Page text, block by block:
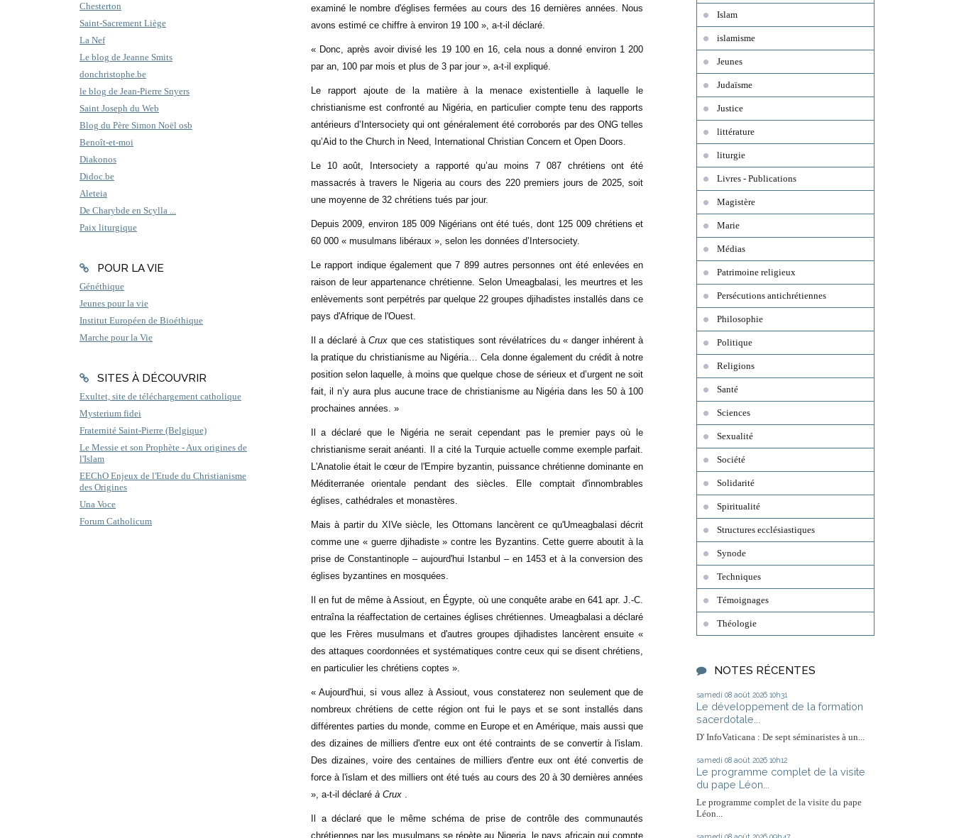
Chesterton
Saint-Sacrement Liège
La Nef
Le blog de Jeanne Smits
donchristophe.be
le blog de Jean-Pierre Snyers
Saint Joseph du Web
Blog du Père Simon Noël osb
Benoît-et-moi
Diakonos
Didoc.be
Aleteia
De Charybde en Scylla ...
Paix liturgique
POUR LA VIE
Généthique
Jeunes pour la vie
Institut Européen de Bioéthique
Marche pour la Vie
SITES À DÉCOUVRIR
Exultet, site de téléchargement catholique
Mysterium fidei
Fraternité Saint-Pierre (Belgique)
Le Messie et son Prophète - Aux origines de
l'Islam
EEChO Enjeux de l'Etude du Christianisme
des Origines
Una Voce
Forum Catholicum
examiné le nombre d'églises fermées au cours des 16 dernières années. Nous
avons estimé ce chiffre à environ 19 100 », a-t-il déclaré.
« Donc, après avoir divisé les 19 100 en 16, cela nous a donné environ 1 200
par an, 100 par mois et plus de 3 par jour », a-t-il expliqué.
Le rapport ajoute de la matière à la menace existentielle à laquelle le
christianisme est confronté au Nigéria, en particulier compte tenu des rapports
antérieurs d’Intersociety qui ont généralement été corroborés par des ONG telles
qu’Aid to the Church in Need, International Christian Concern et Open Doors.
Le 10 août, Intersociety a rapporté qu’au moins 7 087 chrétiens ont été
massacrés à travers le Nigeria au cours des 220 premiers jours de 2025, soit
une moyenne de 32 chrétiens tués par jour.
Depuis 2009, environ 185 009 Nigérians ont été tués, dont 125 009 chrétiens et
60 000 « musulmans libéraux », selon les données d’Intersociety.
Le rapport indique également que 7 899 autres personnes ont été enlevées en
raison de leur appartenance chrétienne. Selon Umeagbalasi, les meurtres et les
enlèvements sont perpétrés par quelque 22 groupes djihadistes installés dans ce
pays d'Afrique de l'Ouest.
Il a déclaré àCrux que ces statistiques sont révélatrices du « danger inhérent à
la pratique du christianisme au Nigéria… Cela donne également du crédit à notre
position selon laquelle, à moins que quelque chose de sérieux et d’urgent ne soit
fait, il n’y aura plus aucune trace de christianisme au Nigéria dans les 50 à 100
prochaines années. »
Il a déclaré que le Nigéria ne serait cependant pas le premier pays où le
christianisme serait anéanti. Il a cité la Turquie actuelle comme exemple parfait.
L'Anatolie était le cœur de l'Empire byzantin, puissance chrétienne dominante en
Méditerranée orientale pendant des siècles. Elle comptait d'innombrables
églises, cathédrales et monastères.
Mais à partir du XIVe siècle, les Ottomans lancèrent ce qu'Umeagbalasi décrit
comme une « guerre djihadiste » contre les Byzantins. Cette guerre aboutit à la
prise de Constantinople – aujourd'hui Istanbul – en 1453 et à la conversion des
églises byzantines en mosquées.
Il en fut de même à Assiout, en Égypte, où une conquête arabe en 641 apr. J.-C.
entraîna la réaffectation de certaines églises chrétiennes. Umeagbalasi a déclaré
que les Frères musulmans et d'autres groupes djihadistes lancèrent ensuite «
des attaques coordonnées et systématiques contre ceux qui se disent chrétiens,
en particulier les chrétiens coptes ».
« Aujourd'hui, si vous allez à Assiout, vous constaterez non seulement que de
nombreux chrétiens de cette région ont fui le pays et se sont installés dans
différentes parties du monde, comme en Europe et en Amérique, mais aussi que
des dizaines de milliers d'entre eux ont été contraints de se convertir à l'islam.
Des dizaines, voire des centaines de milliers d'entre eux ont été convertis de
force à l'islam et des milliers ont été tués au cours des 20 à 30 dernières années
», a-t-il déclaré à Crux.
Il a déclaré que le même schéma de prise de contrôle des communautés
chrétiennes par les musulmans se répète au Nigeria, le pays africain qui compte
Islam
islamisme
Jeunes
Judaïsme
Justice
littérature
liturgie
Livres - Publications
Magistère
Marie
Médias
Patrimoine religieux
Persécutions antichrétiennes
Philosophie
Politique
Religions
Santé
Sciences
Sexualité
Société
Solidarité
Spiritualité
Structures ecclésiastiques
Synode
Techniques
Témoignages
Théologie
NOTES RÉCENTES
samedi 08 août 2026 10h31
Le développement de la formation
sacerdotale...
D' InfoVaticana : De sept séminaristes à un...
samedi 08 août 2026 10h12
Le programme complet de la visite
du pape Léon...
Le programme complet de la visite du pape
Léon...